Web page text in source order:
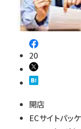
20
開店
ECサイトパッ